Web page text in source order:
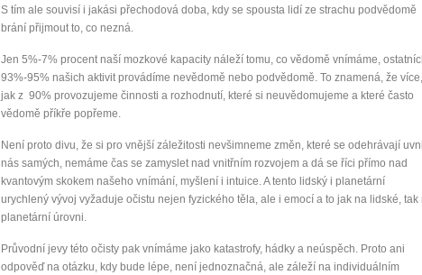
S tím ale souvisí i jakási přechodová doba, kdy se spousta lidí ze strachu podvědomě
brání přijmout to, co nezná.
Jen 5%-7% procent naší mozkové kapacity náleží tomu, co vědomě vnímáme,
93%-95% našich aktivit provádíme nevědomě nebo podvědomě. To znamená, že více,
jak z 90% provozujeme činnosti a rozhodnutí, které si neuvědomujeme a které často
vědomě příkře popřeme.
Není proto divu, že si pro vnější záležitosti nevšimneme změn, které se odehrávají
nás samých, nemáme čas se zamyslet nad vnitřním rozvojem a dá se říci přímo nad
kvantovým skokem našeho vnímání, myšlení i intuice. A tento lidský i planetární
urychlený vývoj vyžaduje očistu nejen fyzického těla, ale i emocí a to jak na lidské, tak
planetární úrovni.
Průvodní jevy této očisty pak vnímáme jako katastrofy, hádky a neúspěch. Proto ani
odpověď na otázku, kdy bude lépe, není jednoznačná, ale záleží na individuálním